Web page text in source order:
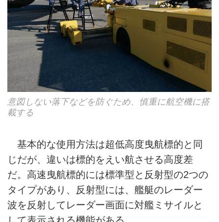
意図しない落下などを防ぐため、慎重に航空機に搭
載する
基本的な使用方法は超低高度曳航標的と同
じだが、違いは標的をえい航させる高度差
だ。高速曳航標的には標準型と反射型の2つの
タイプがあり、反射型には、艦艇のレーダー
波を反射してレーダー画面に対艦ミサイルと